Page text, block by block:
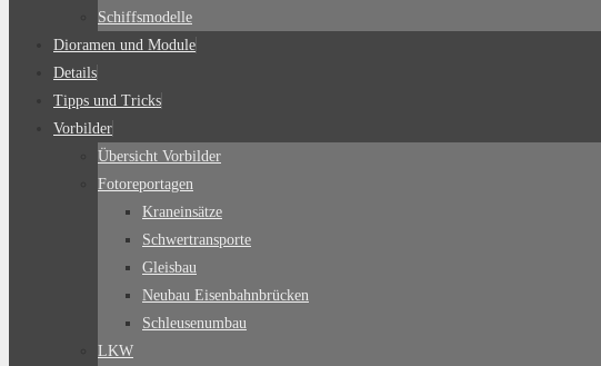
Schiffsmodelle
Dioramen und Module
Details
Tipps und Tricks
Vorbilder
Übersicht Vorbilder
Fotoreportagen
Kraneinsätze
Schwertransporte
Gleisbau
Neubau Eisenbahnbrücken
Schleusenumbau
LKW